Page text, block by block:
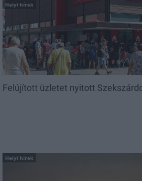
Helyi hírek
Felújított üzletet nyitott
Helyi hírek